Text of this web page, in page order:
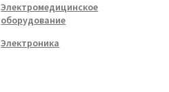
Электромедицинское
оборудование
Электроника